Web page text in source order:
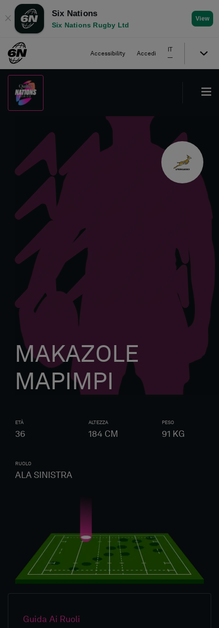
✕
Six Nations
Six Nations Rugby Ltd
View
Accessibility Accedi
IT
MAKAZOLE
MAPIMPI
ETÀ
36
ALTEZZA
184 CM
PESO
91 KG
RUOLO
ALA SINISTRA
Guida Ai Ruoli